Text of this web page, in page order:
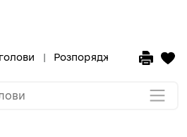
Розпорядження голови